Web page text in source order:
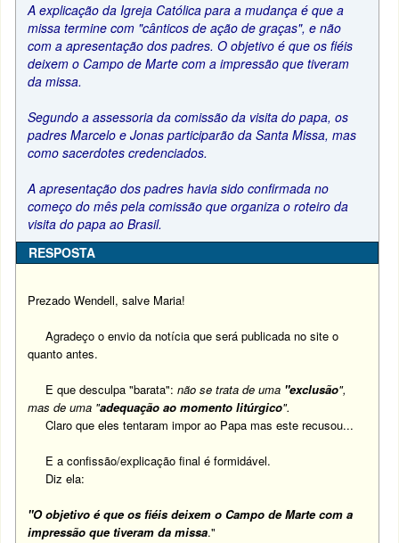
A explicação da Igreja Católica para a mudança é que a
missa termine com "cânticos de ação de graças", e não
com a apresentação dos padres. O objetivo é que os fiéis
deixem o Campo de Marte com a impressão que tiveram
da missa.
Segundo a assessoria da comissão da visita do papa, os
padres Marcelo e Jonas participarão da Santa Missa, mas
como sacerdotes credenciados.
A apresentação dos padres havia sido confirmada no
começo do mês pela comissão que organiza o roteiro da
visita do papa ao Brasil.
RESPOSTA
Prezado Wendell, salve Maria!
Agradeço o envio da notícia que será publicada no site o
quanto antes.
E que desculpa "barata": não se trata de uma "exclusão",
mas de uma "adequação ao momento litúrgico".
Claro que eles tentaram impor ao Papa mas este recusou...
E a confissão/explicação final é formidável.
Diz ela:
"O objetivo é que os fiéis deixem o Campo de Marte com a
impressão que tiveram da missa."